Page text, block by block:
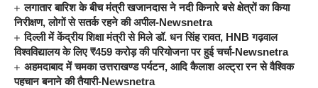
लगातार बारिश के बीच मंत्री खजानदास ने नदी किनारे बसे क्षेत्रों का किया
निरीक्षण, लोगों से सतर्क रहने की अपील-Newsnetra
दिल्ली में केंद्रीय शिक्षा मंत्री से मिले डॉ. धन सिंह रावत, HNB गढ़वाल
विश्वविद्यालय के लिए ₹459 करोड़ की परियोजना पर हुई चर्चा-Newsnetra
अहमदाबाद में चमका उत्तराखण्ड पर्यटन, आदि कैलाश अल्ट्रा रन से वैश्विक
पहचान बनाने की तैयारी-Newsnetra